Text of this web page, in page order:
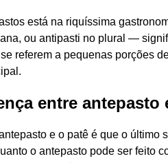
está na riquíssima
ou antipasti no plural —
referem a pequenas porções
entre antepasto
e o patê é que o último
o antepasto pode ser feito